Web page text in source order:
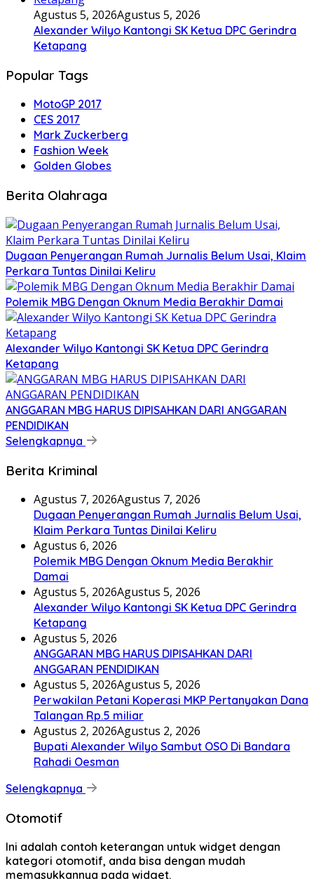
Agustus 5, 2026Agustus 5, 2026
Alexander Wilyo Kantongi SK Ketua DPC Gerindra
Ketapang
Popular Tags
MotoGP 2017
CES 2017
Mark Zuckerberg
Fashion Week
Golden Globes
Berita Olahraga
Dugaan Penyerangan Rumah Jurnalis Belum Usai, Klaim
Perkara Tuntas Dinilai Keliru
Polemik MBG Dengan Oknum Media Berakhir Damai
Alexander Wilyo Kantongi SK Ketua DPC Gerindra
Ketapang
ANGGARAN MBG HARUS DIPISAHKAN DARI ANGGARAN
PENDIDIKAN
Selengkapnya
Berita Kriminal
Agustus 7, 2026Agustus 7, 2026
Dugaan Penyerangan Rumah Jurnalis Belum Usai,
Klaim Perkara Tuntas Dinilai Keliru
Agustus 6, 2026
Polemik MBG Dengan Oknum Media Berakhir
Damai
Agustus 5, 2026Agustus 5, 2026
Alexander Wilyo Kantongi SK Ketua DPC Gerindra
Ketapang
Agustus 5, 2026
ANGGARAN MBG HARUS DIPISAHKAN DARI
ANGGARAN PENDIDIKAN
Agustus 5, 2026Agustus 5, 2026
Perwakilan Petani Koperasi MKP Pertanyakan Dana
Talangan Rp.5 miliar
Agustus 2, 2026Agustus 2, 2026
Bupati Alexander Wilyo Sambut OSO Di Bandara
Rahadi Oesman
Selengkapnya
Otomotif
Ini adalah contoh keterangan untuk widget dengan
kategori otomotif, anda bisa dengan mudah
memasukkannya pada widget.